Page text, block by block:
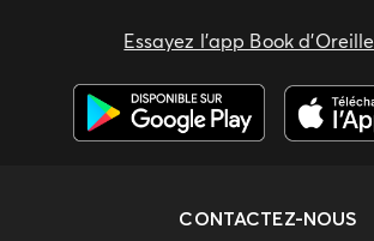
Essayez l'app Book d'Oreille
CONTACTEZ-NOUS